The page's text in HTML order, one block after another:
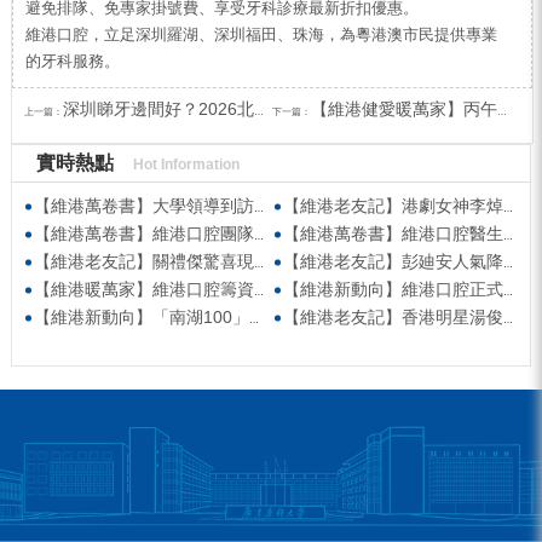
避免排隊、免專家掛號費、享受牙科診療最新折扣優惠。
維港口腔，立足深圳羅湖、深圳福田、珠海，為粵港澳市民提供專業
的牙科服務。
上一篇： 深圳睇牙邊間好？2026北上深圳牙科推介 下一篇： 【維港健愛暖萬家】丙午馬年送暖行動，為紅磡基層居民送物資同祝福
實時熱點 Hot Information
【維港萬卷書】大學領導到訪維港口腔參觀交流 高度讚賞院感消毒與規範化管理
【維港老友記】港劇女神李焯寧現身維港口腔擔任一日店長，分享護牙心得
【維港萬卷書】維港口腔團隊走進香港書展 感受閱讀力量拓寬專業視野
【維港萬卷書】維港口腔醫生團隊受邀參與美國登士柏西諾德專題研討 聚焦無牙頜種植修復前沿策略
【維港老友記】關禮傑驚喜現身維港口腔出任明星一日CEO 即場演繹同分享經驗！
【維港老友記】彭廸安人氣降臨維港口腔任明星一日店長 勁歌熱舞快閃表演點燃全場！
【維港暖萬家】維港口腔籌資捐款援助廣西洪澇災區 攜手香港廣西南寧同鄉會共獻愛心
【維港新動向】維港口腔正式獲聘為「羅湖區社會醫療機構行業協會監事單位」
【維港新動向】「南湖100」品牌發佈會 維港口腔獲評「突出貢獻企業」殊榮
【維港老友記】香港明星湯俊明驚喜現身維港口腔 擔任明星一日店長！